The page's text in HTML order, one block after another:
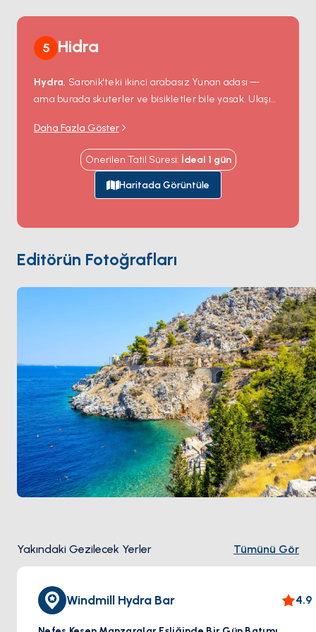
5 Hidra
Hydra, Saronik'teki ikinci arabasız Yunan adası —
ama burada skuterler ve bisikletler bile yasak. Ulaşım
bir doğal amfitiyatro: kavisli bir rıhtım etrafında
yamaca dizilmiş neoklasik malikâneler; Napolyon
Savaşları sırasında İngiliz ablukasını kıran 18. yüzyıl
tüccar kaptanları tarafından servetlerle inşa edilmiş.
Leonard Cohen1960'ta burada bir ev satın aldı ve
barındırıyor; hepsi su taksiyle ulaşılabilir. Hydra
Spetses'ten 90 dakika ve Atina
mesafesinde. SezonNisan ile Ekimarası açık.
Daha Fazla Göster
Önerilen Tatil Süresi: İdeal 1 gün
Haritada Görüntüle
Editörün Fotoğrafları
Yakındaki Gezilecek Yerler Tümünü Gör
Windmill Hydra Bar 4.9